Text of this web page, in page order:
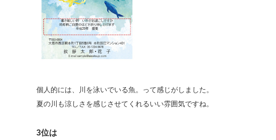
個人的には、川を泳いでいる魚。って感じがしました。
夏の川も涼しさを感じさせてくれるいい雰囲気ですね。
3位は